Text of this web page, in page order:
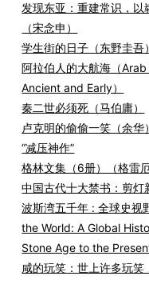
发现东亚：重建常识，
（宋念申）
学生街的日子（东野圭吾）
阿拉伯人的大航海（
Ancient and Early）
秦二世必须死（马伯庸）
卢克明的偷偷一笑（余
“减压神作”
格林文集（6册）（格雷
中国古代十大禁书：剪灯
波斯湾五千年 : 全球史
the World: A Global
Stone Age to the Present
咸的玩笑：世上许多玩笑